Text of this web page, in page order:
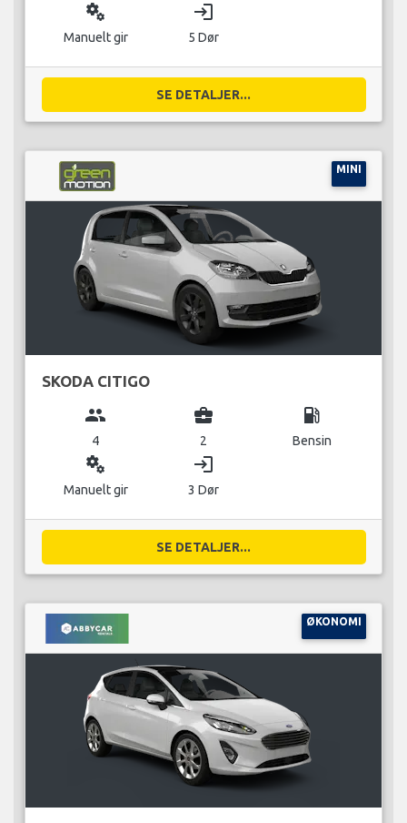
miscellaneous_services
Manuelt gir
login
5 Dør
SE DETALJER...
MINI
SKODA CITIGO
group
4
business_center
2
local_gas_station
Bensin
miscellaneous_services
Manuelt gir
login
3 Dør
SE DETALJER...
ØKONOMI